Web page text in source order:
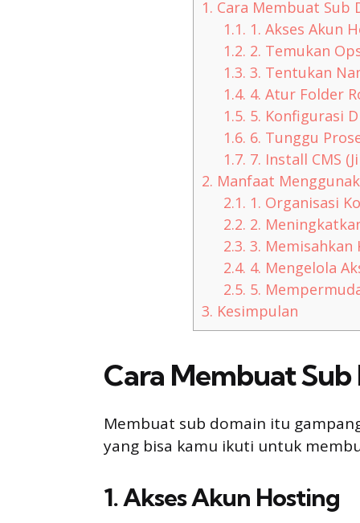
1. Cara Membuat Sub
1.1. 1. Akses Akun
1.2. 2. Temukan
1.3. 3. Tentukan
1.4. 4. Atur Folder
1.5. 5. Konfigurasi
1.6. 6. Tunggu
1.7. 7. Install CMS
2. Manfaat
2.1. 1. Organisasi
2.2. 2.
2.3. 3. Memisahkan
2.4. 4. Mengelola
2.5. 5.
3. Kesimpulan
Cara Membuat
Membuat sub domain itu
yang bisa kamu ikuti untuk
1. Akses Akun Hosting